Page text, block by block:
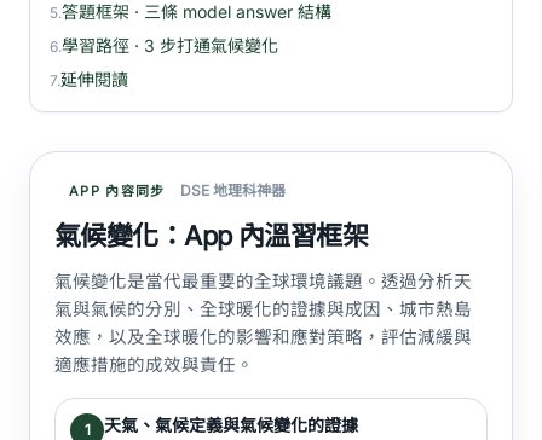
5.答題框架 · 三條 model answer 結構
6.學習路徑 · 3 步打通氣候變化
7.延伸閱讀
APP 內容同步 DSE 地理科神器
氣候變化：App 內溫習框架
氣候變化是當代最重要的全球環境議題。透過分析天
氣與氣候的分別、全球暖化的證據與成因、城市熱島
效應，以及全球暖化的影響和應對策略，評估減緩與
適應措施的成效與責任。
1 天氣、氣候定義與氣候變化的證據